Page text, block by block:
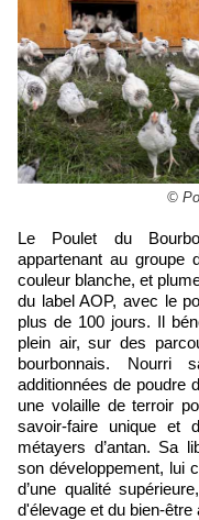
©
Le Poulet du Bourbonnais est une race traditionnelle
appartenant au groupe
couleur blanche, et
du label AOP, avec le
plus de 100 jours. Il
plein air, sur des
bourbonnais. Nourri
additionnées de poudre
une volaille de terroir
savoir-faire unique et
métayers d’antan. Sa
son développement, lui
d’une qualité
d'élevage et du bien-être